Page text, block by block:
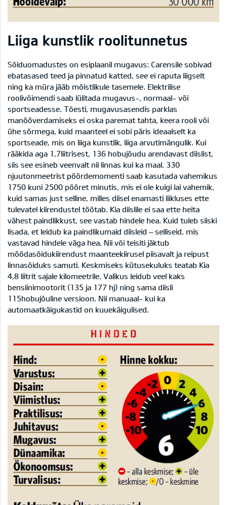
Liiga kunstlik roolitunnetus
Sõiduomadustes on esiplaanil mugavus: Carensile sobivad
ebatasased teed ja pinnatud katted, see ei raputa liigselt
ning ka müra jääb mõistlikule tasemele. Elektrilise
roolivõimendi saab lülitada mugavus-, normaal- või
sportseadesse. Tõesti, mugavusasendis parklas
manööverdamiseks ei oska paremat tahta, keera rooli või
ühe sõrmega, kuid maanteel ei sobi päris ideaalselt ka
sportseade, mis on liiga kunstlik, liiga arvutimängulik. Kui
rääkida aga 1,7liitrisest, 136 hobujõudu arendavast diislist,
siis see esineb veenvalt nii linnas kui ka maal. 330
njuutonmeetrist pöördemomenti saab kasutada vahemikus
1750 kuni 2500 pööret minutis, mis ei ole kuigi lai vahemik,
kuid samas just selline, milles diisel enamasti liikluses ette
tulevatel kiirendustel töötab. Kia diislile ei saa ette heita
vähest paindlikkust, see vastab hindele hea. Kuid tuleb siiski
lisada, et leidub ka paindlikumaid diisleid – selliseid, mis
vastavad hindele väga hea. Nii või teisiti jäktub
möödasõidukiirendust maanteekiirusel piisavalt ja reipust
linnasõiduks samuti. Keskmiseks kütusekuluks teatab Kia
4,8 liitrit sajale kilomeetrile. Valikus leidub veel kaks
bensiinimootorit (135 ja 177 hj) ning sama diisli
115hobujõuline versioon. Nii manuaal- kui ka
automaatkäigukastid on kuuekäigulised.